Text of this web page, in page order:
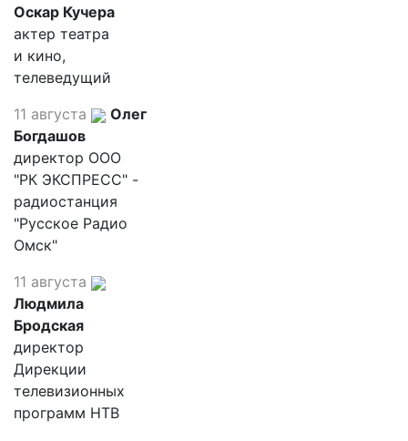
Оскар Кучера
актер театра
и кино,
телеведущий
11 августа
Олег
Богдашов
директор ООО
"РК ЭКСПРЕСС" -
радиостанция
"Русское Радио
Омск"
11 августа
Людмила
Бродская
директор
Дирекции
телевизионных
программ НТВ